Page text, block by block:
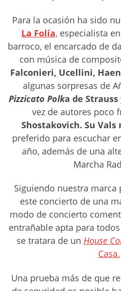
Para la ocasión ha sido
La Folía, especialista
barroco, el encarcado de
con música de
Falconieri, Ucellini,
algunas sorpresas de
Pizzicato Polka de Strauss
vez de autores poco
Shostakovich. Su Vals
preferido para escuchar
año, además de una
Marcha
Siguiendo nuestra marca
este concierto de una
modo de concierto
entrañable apta para
se tratara de un House
Casa.
Una prueba más de que